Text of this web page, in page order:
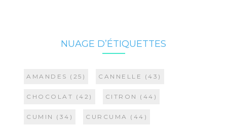
NUAGE D’ÉTIQUETTES
AMANDES (25) CANNELLE (43)
CHOCOLAT (42) CITRON (44)
CUMIN (34) CURCUMA (44)